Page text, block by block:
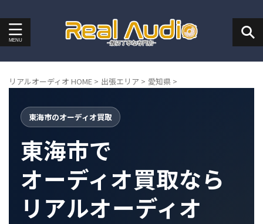
リアルオーディオ HOME > 出張エリア > 愛知県 >
東海市のオーディオ買取
東海市で
オーディオ買取なら
リアルオーディオ